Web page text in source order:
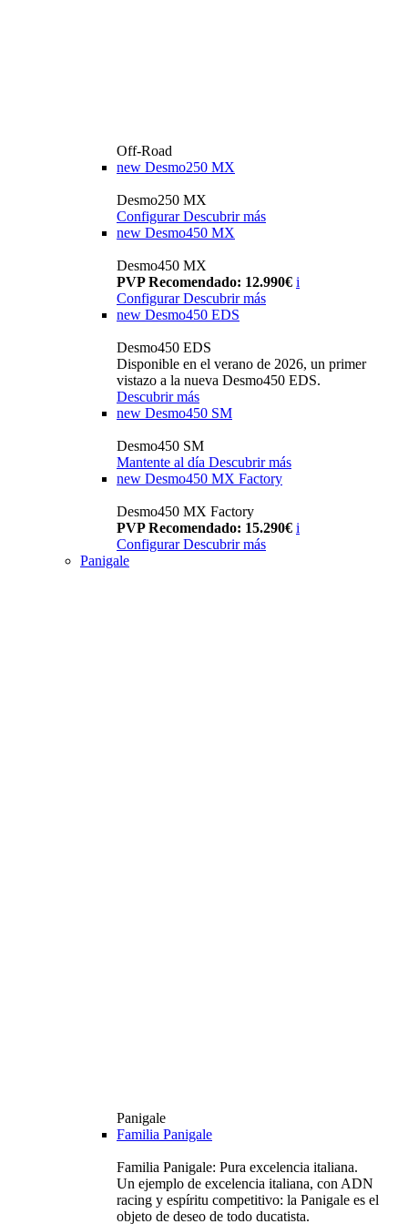
Off-Road
new Desmo250 MX
Desmo250 MX
Configurar Descubrir más
new Desmo450 MX
Desmo450 MX
PVP Recomendado: 12.990€ i
Configurar Descubrir más
new Desmo450 EDS
Desmo450 EDS
Disponible en el verano de 2026, un primer
vistazo a la nueva Desmo450 EDS.
Descubrir más
new Desmo450 SM
Desmo450 SM
Mantente al día Descubrir más
new Desmo450 MX Factory
Desmo450 MX Factory
PVP Recomendado: 15.290€ i
Configurar Descubrir más
Panigale
Panigale
Familia Panigale
Familia Panigale: Pura excelencia italiana.
Un ejemplo de excelencia italiana, con ADN
racing y espíritu competitivo: la Panigale es el
objeto de deseo de todo ducatista.